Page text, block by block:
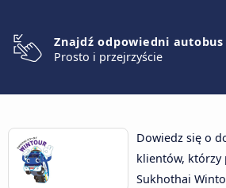
Znajdź odpowiedni autobus
Prosto i przejrzyście
Dowiedz się o
klientów, którzy
Sukhothai